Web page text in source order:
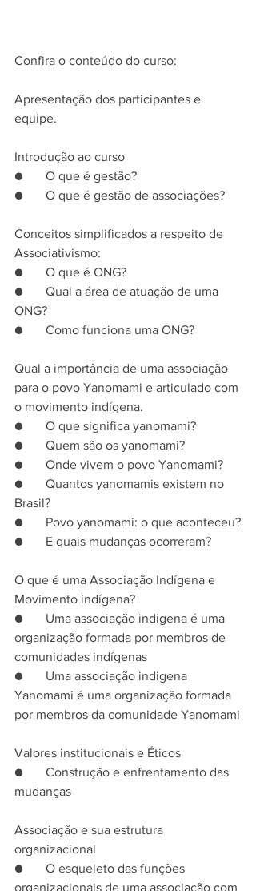
Confira o conteúdo do curso:
Apresentação dos participantes e
equipe.
Introdução ao curso
●       O que é gestão?
●       O que é gestão de associações?
Conceitos simplificados a respeito de
Associativismo:
●       O que é ONG?
●       Qual a área de atuação de uma
ONG?
●       Como funciona uma ONG?
Qual a importância de uma associação
para o povo Yanomami e articulado com
o movimento indígena.
●       O que significa yanomami?
●       Quem são os yanomami?
●       Onde vivem o povo Yanomami?
●       Quantos yanomamis existem no
Brasil?
●       Povo yanomami: o que aconteceu?
●       E quais mudanças ocorreram?
O que é uma Associação Indígena e
Movimento indígena?
●       Uma associação indigena é uma
organização formada por membros de
comunidades indígenas
●       Uma associação indigena
Yanomami é uma organização formada
por membros da comunidade Yanomami
Valores institucionais e Éticos
●       Construção e enfrentamento das
mudanças
Associação e sua estrutura
organizacional
●       O esqueleto das funções
organizacionais de uma associação com